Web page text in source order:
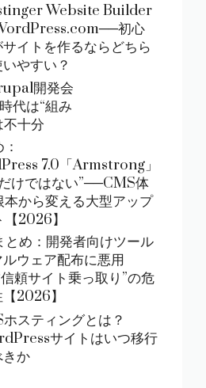
Website Builder
初心
イトを作るならどちら
やすい？
開発会
代は“組み
十分
7.0「Armstrong」
けではない”──CMS体
本から変える大型アップ
2026】
とめ：開発者向けツール
ウェア配布に悪用
頼サイト乗っ取り”の危
2026】
スティングとは？
サイトはいつ移行
か